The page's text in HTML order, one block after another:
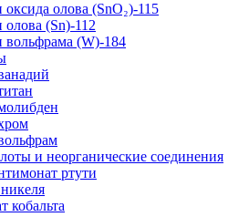
оксида олова (SnO₂)-115
олова (Sn)-112
вольфрама (W)-184
и неорганические соединения
ртути
кобальта